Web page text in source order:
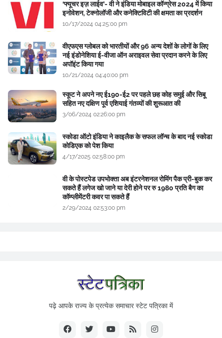
‘फ्यूचर इज़ लाईव’- वी ने इंडिया मोबाइल कॉन्ग्रेस 2024 में किया
इनोवेशन, टेक्नोलॉजी और कनेक्टिविटी की क्षमता का प्रदर्शन
10/17/2024 04:25:00 pm
वीएफएस ग्लोबल को भारतीयों और 96 अन्य देशों के लोगों के लिए
नई इंडोनेशिया ई-वीजा ऑन अराइवल सेवा प्रदान करने के लिए
अपॉइंट किया गया
10/21/2024 04:40:00 pm
स्कूट ने अपने नए ई190-ई2 पर पहले छह कोह समुई और सिबू
सहित नए दक्षिण पूर्व एशियाई गंतव्यों की शुरूआत की
3/06/2024 02:26:00 pm
स्कोडा ऑटो इंडिया ने काइलैक के सफल लॉन्च के बाद नई स्कोडा
कोडिएक को पेश किया
4/17/2025 02:58:00 pm
वी के पोस्टपेड उपभोक्ता अब इंटरनेशनल रोमिंग पैक प्री-बुक कर
सकते हैं लगेज खो जाने या देरी होने पर रु 1980 प्रति बैग का
कॉम्प्लीमेंटरी कवर पा सकते हैं
2/29/2024 02:53:00 pm
पढ़े आपके राज्य के प्रत्येक समाचार स्टेट पत्रिका में